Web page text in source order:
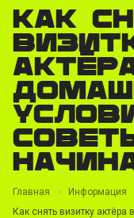
Как
Главная Информация
Как снять визитку